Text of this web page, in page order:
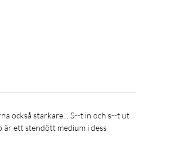
är ett stendött medium i dess